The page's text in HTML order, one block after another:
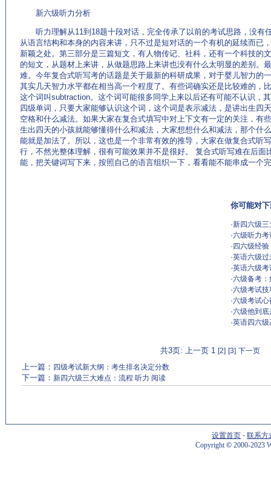
新六级听力分析
听力理解从11到18题十段对话，完全传承了以前的考试思路，没有
从语言结构和本身的内容来讲，只不过是短对话的一个有机的延续而已
新颖之处。第三部分是三篇短文，有人物传记、社科，还有一个科技的
的短文，从题材上来讲，从做题思路上来讲也没有什么太明显的差别。
难。今年复合式听写考的话题是关于最新的科研成果，对于婴儿智力的
其实几天智力水平都在相当高一个程度了。有些词确实还是比较难的，
这个词叫subtraction。这个词可能很多同学上来以后还有可能不认识，
四级单词，只要大家能够认识这个词，这个词是表示减法，是讲出生四
空格和什么减法。如果大家在复合式填写中对上下文有一定的关注，有
生出四天的小孩就能够懂得什么和减法，大家想想什么和减法，那个什
能就是加法了。所以，这也是一个非常有效的推导，大家在做复合式听
行，不然光整体理解，很有可能效果并不是很好。 复合式听写难在后面
能，把关键词写下来，按照自己的语言组织一下，看看能不能串成一个
你可能对
·新四六级
·六级听力
· 四六级经
·英语六级
·英语六级考
·六级备考
·六级考试技
·六级考试
·六级他到
·英语四六
共3页: 上一页 1 [2] [3] 下一页
上一篇： 四级考试新大纲：考生排名决定分数
下一篇： 新四六级三大难点：流程 听力 阅读
设置首页 - 联系方
Copyright©2000-2023